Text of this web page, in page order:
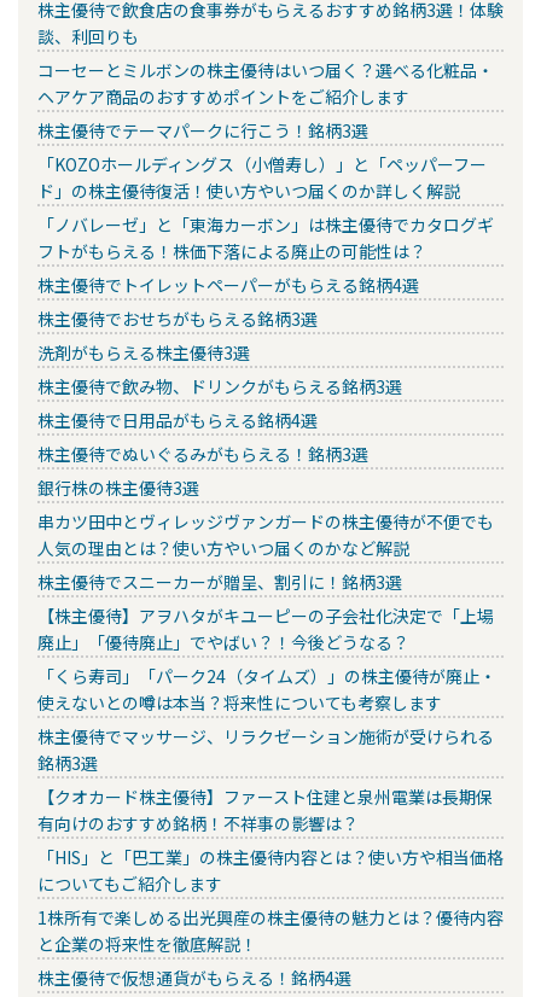
株主優待で飲食店の食事券がもらえるおすすめ銘柄3選！体験
談、利回りも
コーセーとミルボンの株主優待はいつ届く？選べる化粧品・
ヘアケア商品のおすすめポイントをご紹介します
株主優待でテーマパークに行こう！銘柄3選
「KOZOホールディングス（小僧寿し）」と「ペッパーフー
ド」の株主優待復活！使い方やいつ届くのか詳しく解説
「ノバレーゼ」と「東海カーボン」は株主優待でカタログギ
フトがもらえる！株価下落による廃止の可能性は？
株主優待でトイレットペーパーがもらえる銘柄4選
株主優待でおせちがもらえる銘柄3選
洗剤がもらえる株主優待3選
株主優待で飲み物、ドリンクがもらえる銘柄3選
株主優待で日用品がもらえる銘柄4選
株主優待でぬいぐるみがもらえる！銘柄3選
銀行株の株主優待3選
串カツ田中とヴィレッジヴァンガードの株主優待が不便でも
人気の理由とは？使い方やいつ届くのかなど解説
株主優待でスニーカーが贈呈、割引に！銘柄3選
【株主優待】アヲハタがキユーピーの子会社化決定で「上場
廃止」「優待廃止」でやばい？！今後どうなる？
「くら寿司」「パーク24（タイムズ）」の株主優待が廃止・
使えないとの噂は本当？将来性についても考察します
株主優待でマッサージ、リラクゼーション施術が受けられる
銘柄3選
【クオカード株主優待】ファースト住建と泉州電業は長期保
有向けのおすすめ銘柄！不祥事の影響は？
「HIS」と「巴工業」の株主優待内容とは？使い方や相当価格
についてもご紹介します
1株所有で楽しめる出光興産の株主優待の魅力とは？優待内容
と企業の将来性を徹底解説！
株主優待で仮想通貨がもらえる！銘柄4選